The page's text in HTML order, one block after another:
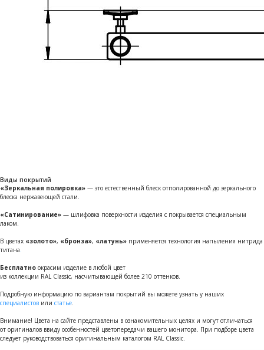
Виды покрытий
«Зеркальная полировка» — это естественный блеск отполированной до зеркального
блеска нержавеющей стали.
«Сатинирование» — шлифовка поверхности изделия с покрывается специальным
лаком.
В цветах «золото», «бронза», «латунь» применяется технология напыления нитрида
титана.
Бесплатно окрасим изделие в любой цвет
из коллекции RAL Classic, насчитывающей более 210 оттенков.
Подробную информацию по вариантам покрытий вы можете узнать у наших
специалистов или статье.
Внимание! Цвета на сайте представлены в ознакомительных целях и могут отличаться
от оригиналов ввиду особенностей цветопередачи вашего монитора. При подборе цвета
следует руководствоваться оригинальным каталогом RAL Classic.